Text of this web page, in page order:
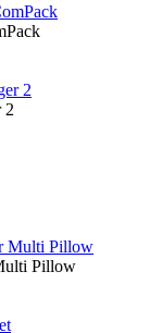
2
Pillow